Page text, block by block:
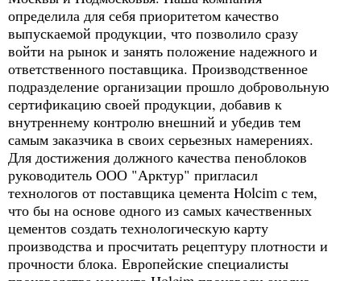
определила для себя приоритетом качество
выпускаемой продукции, что позволило сразу
войти на рынок и занять положение надежного и
ответственного поставщика. Производственное
подразделение организации прошло добровольную
сертификацию своей продукции, добавив к
внутреннему контролю внешний и убедив тем
самым заказчика в своих серьезных намерениях.
Для достижения должного качества пеноблоков
руководитель ООО "Арктур" пригласил
технологов от поставщика цемента Holcim с тем,
что бы на основе одного из самых качественных
цементов создать технологическую карту
производства и просчитать рецептуру плотности и
прочности блока. Европейские специалисты